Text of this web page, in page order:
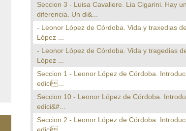
Seccion 3 - Luisa Cavaliere. Lia Cigarini. Hay
diferencia. Un di&...
- Leonor López de Córdoba. Vida y traxedias
López ...
- Leonor López de Córdoba. Vida y tragedias
López ...
Seccion 1 - Leonor López de Córdoba.
edici...
Seccion 10 - Leonor López de Córdoba.
edici&#...
Seccion 2 - Leonor López de Córdoba.